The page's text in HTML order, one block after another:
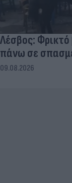
Λέσβος:
πάνω σε
09.08.2026